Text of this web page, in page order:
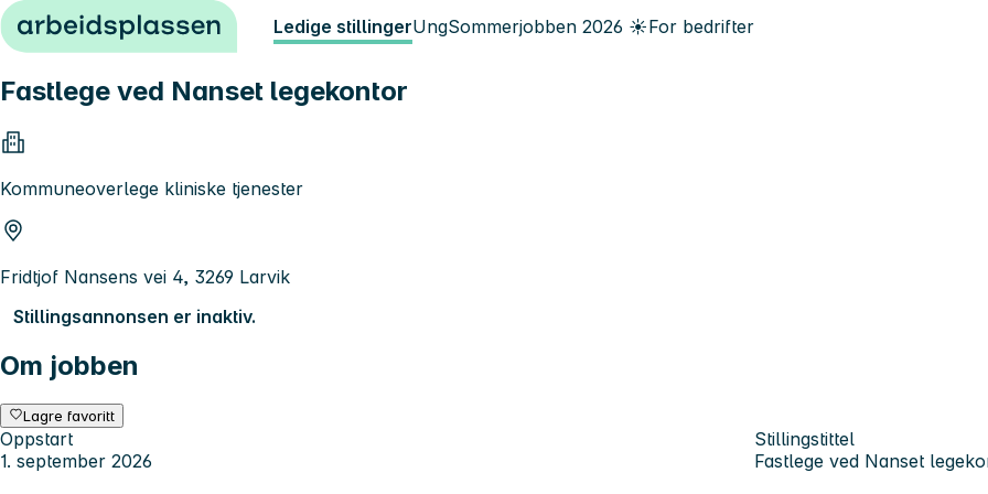
Hopp til innhold Ledige stillingerUngSommerjobben 2026 ☀️For bedrifter
Fastlege ved Nanset legekontor
Kommuneoverlege kliniske tjenester
Fridtjof Nansens vei 4, 3269 Larvik
Stillingsannonsen er inaktiv.
Om jobben
Lagre favoritt
Oppstart
1. september 2026
Stillingstittel
Fastlege ved Nanset